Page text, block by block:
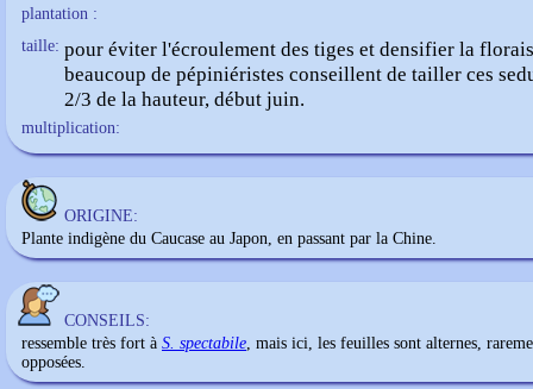
plantation :
taille: pour éviter l'écroulement des tiges et densifier la
beaucoup de pépiniéristes conseillent de tailler ces
2/3 de la hauteur, début juin.
multiplication:
ORIGINE:
Plante indigène du Caucase au Japon, en passant par la Chine.
CONSEILS:
ressemble très fort à S. spectabile, mais ici, les feuilles sont alternes,
opposées.